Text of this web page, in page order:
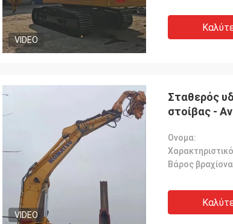
VIDEO
VIDEO
Σταθερός
στοίβας -
Ονομα:
Βάρος